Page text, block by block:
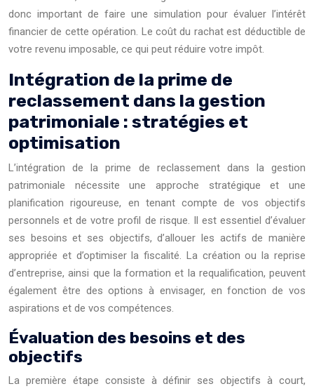
donc important de faire une simulation pour évaluer l’intérêt
financier de cette opération. Le coût du rachat est déductible de
votre revenu imposable, ce qui peut réduire votre impôt.
Intégration de la prime de
reclassement dans la gestion
patrimoniale : stratégies et
optimisation
L’intégration de la prime de reclassement dans la gestion
patrimoniale nécessite une approche stratégique et une
planification rigoureuse, en tenant compte de vos objectifs
personnels et de votre profil de risque. Il est essentiel d’évaluer
ses besoins et ses objectifs, d’allouer les actifs de manière
appropriée et d’optimiser la fiscalité. La création ou la reprise
d’entreprise, ainsi que la formation et la requalification, peuvent
également être des options à envisager, en fonction de vos
aspirations et de vos compétences.
Évaluation des besoins et des
objectifs
La première étape consiste à définir ses objectifs à court,